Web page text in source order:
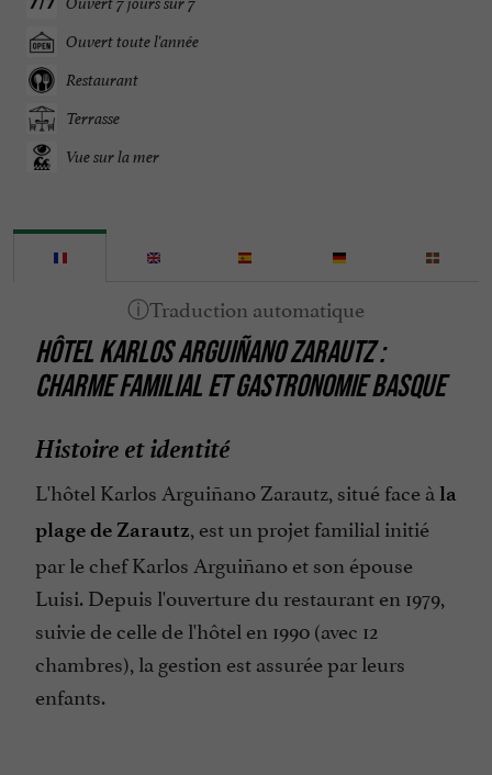
Ouvert toute l'année
Restaurant
Terrasse
Vue sur la mer
HÔTEL KARLOS ARGUIÑANO ZARAUTZ :
CHARME FAMILIAL ET GASTRONOMIE BASQUE
Histoire et identité
L'hôtel Karlos Arguiñano Zarautz, situé face à la
plage de Zarautz, est un projet familial initié
par le chef Karlos Arguiñano et son épouse
Luisi. Depuis l'ouverture du restaurant en 1979,
suivie de celle de l'hôtel en 1990 (avec 12
chambres), la gestion est assurée par leurs
enfants.